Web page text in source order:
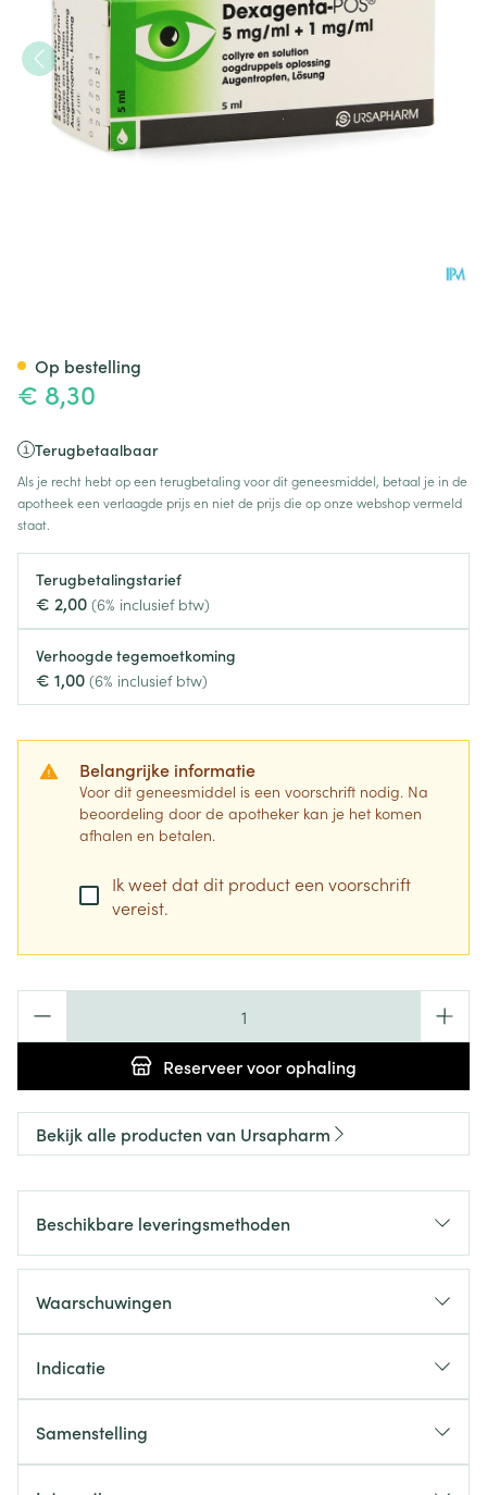
€ 8,30
Terugbetaalbaar
Als je recht hebt op een terugbetaling voor dit geneesmiddel, betaal je in de
apotheek een verlaagde prijs en niet de prijs die op onze webshop vermeld
staat.
Terugbetalingstarief
€ 2,00 (6% inclusief btw)
Verhoogde tegemoetkoming
€ 1,00 (6% inclusief btw)
Belangrijke informatie
Voor dit geneesmiddel is een voorschrift nodig. Na
beoordeling door de apotheker kan je het komen
afhalen en betalen.
Ik weet dat dit product een voorschrift
vereist.
Reserveervoor ophaling
Op bestelling
Bekijk alle producten van Ursapharm
Beschikbare leveringsmethoden
Waarschuwingen
Indicatie
Samenstelling